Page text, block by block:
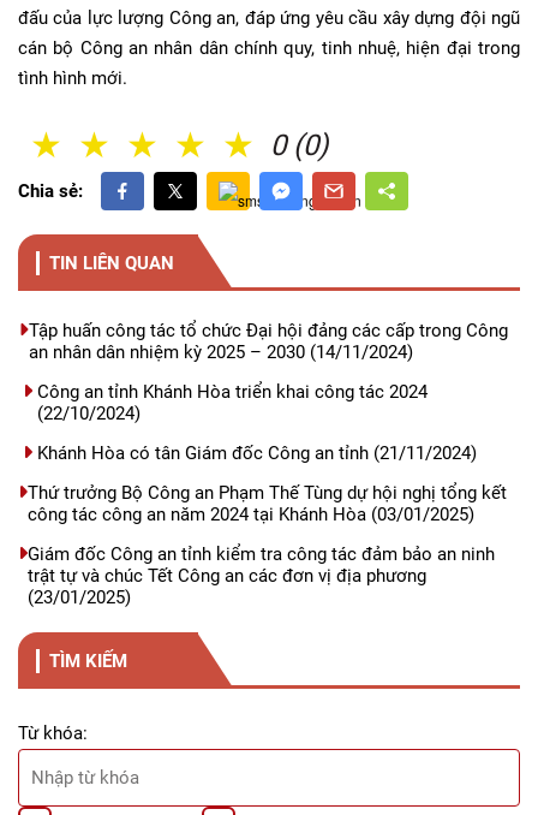
đấu của lực lượng Công an, đáp ứng yêu cầu xây dựng đội ngũ
cán bộ Công an nhân dân chính quy, tinh nhuệ, hiện đại trong
tình hình mới.
0 (0)
5 Sao
4 Sao
3 Sao
2 Sao
1 Sao
Chia sẻ:
TIN LIÊN QUAN
Tập huấn công tác tổ chức Đại hội đảng các cấp trong Công
an nhân dân nhiệm kỳ 2025 – 2030 (14/11/2024)
Công an tỉnh Khánh Hòa triển khai công tác 2024
(22/10/2024)
Khánh Hòa có tân Giám đốc Công an tỉnh (21/11/2024)
Thứ trưởng Bộ Công an Phạm Thế Tùng dự hội nghị tổng kết
công tác công an năm 2024 tại Khánh Hòa (03/01/2025)
Giám đốc Công an tỉnh kiểm tra công tác đảm bảo an ninh
trật tự và chúc Tết Công an các đơn vị địa phương
(23/01/2025)
TÌM KIẾM
Từ khóa: